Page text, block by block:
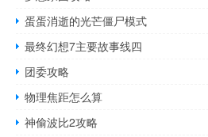
蛋蛋消逝的光芒僵尸模式
最终幻想7主要故事线四
团委攻略
物理焦距怎么算
神偷波比2攻略